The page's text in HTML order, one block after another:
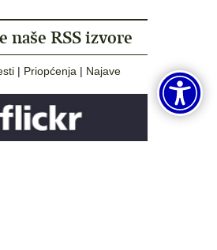
naše RSS izvore
| Priopćenja | Najave